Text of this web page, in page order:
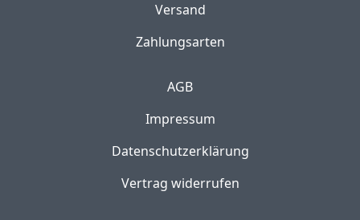
Versand
Zahlungsarten
AGB
Impressum
Datenschutzerklärung
Vertrag widerrufen